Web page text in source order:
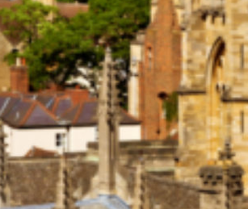
青少年夏令營(加拿大篇)
大學和學院（紐西蘭篇）
語言學校（紐西蘭篇）
亞
語言學校-哥倫比亞
亞
語言學校（馬耳他篇）
青少年夏令營（馬耳他篇）